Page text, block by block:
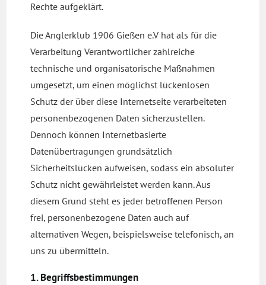
Rechte aufgeklärt.
Die Anglerklub 1906 Gießen e.V hat als für die
Verarbeitung Verantwortlicher zahlreiche
technische und organisatorische Maßnahmen
umgesetzt, um einen möglichst lückenlosen
Schutz der über diese Internetseite verarbeiteten
personenbezogenen Daten sicherzustellen.
Dennoch können Internetbasierte
Datenübertragungen grundsätzlich
Sicherheitslücken aufweisen, sodass ein absoluter
Schutz nicht gewährleistet werden kann. Aus
diesem Grund steht es jeder betroffenen Person
frei, personenbezogene Daten auch auf
alternativen Wegen, beispielsweise telefonisch, an
uns zu übermitteln.
1. Begriffsbestimmungen